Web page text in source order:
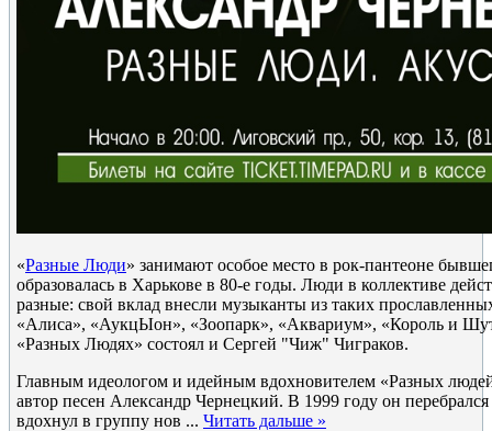
«Разные Люди» занимают особое место в рок-пантеоне
образовалась в Харькове в 80-е годы. Люди в коллективе
разные: свой вклад внесли музыканты из таких
«Алиса», «АукцЫон», «Зоопарк», «Аквариум», «Король и
«Разных Людях» состоял и Сергей "Чиж" Чиграков.
Главным идеологом и идейным вдохновителем «Разных
автор песен Александр Чернецкий. В 1999 году он
вдохнул в группу нов ... Читать дальше »